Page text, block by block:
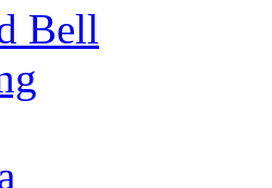
Bell